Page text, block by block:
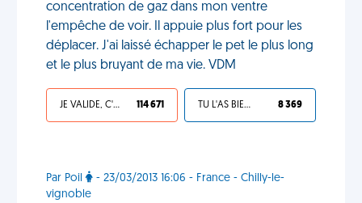
concentration de gaz dans mon ventre
l'empêche de voir. Il appuie plus fort pour les
déplacer. J'ai laissé échapper le pet le plus long
et le plus bruyant de ma vie. VDM
JE VALIDE, C'EST UNE VDM 114 671 TU L'AS BIEN MÉRITÉ 8 369
Par Poil
- 23/03/2013 16:06 - France - Chilly-le-
vignoble